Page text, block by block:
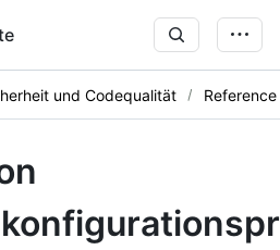
und Codequalität Reference